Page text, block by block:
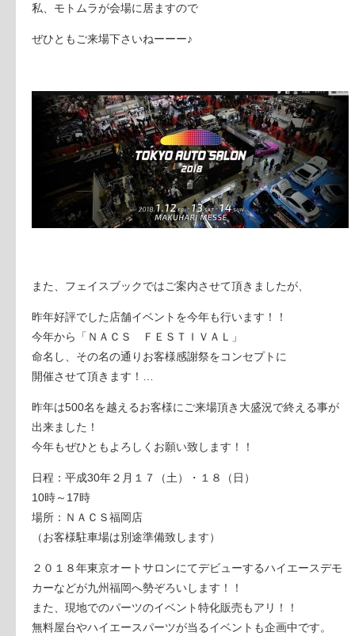
私、モトムラが会場に居ますので
ぜひともご来場下さいねーーー♪
また、フェイスブックではご案内させて頂きましたが、
昨年好評でした店舗イベントを今年も行います！！
今年から「ＮＡＣＳ ＦＥＳＴＩＶＡＬ」
命名し、その名の通りお客様感謝祭をコンセプトに
開催させて頂きます！ …
昨年は500名を越えるお客様にご来場頂き大盛況で終える事が
出来ました！
今年もぜひともよろしくお願い致します！！
日程：平成30年２月１７（土）・１８（日）
10時～17時
場所：ＮＡＣＳ福岡店
（お客様駐車場は別途準備致します）
２０１８年東京オートサロンにてデビューするハイエースデモ
カーなどが九州福岡へ勢ぞろいします！！
また、現地でのパーツのイベント特化販売もアリ！！
無料屋台やハイエースパーツが当るイベントも企画中です。